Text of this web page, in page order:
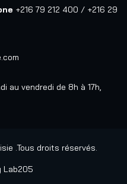
+216 79 212 400 / +216 29
au vendredi de 8h à 17h,
.Tous droits réservés.
Lab205